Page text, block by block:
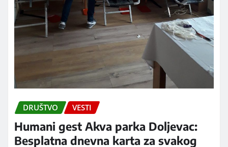
DRUŠTVO VESTI
Humani gest Akva parka Doljevac:
Besplatna dnevna karta za svakog